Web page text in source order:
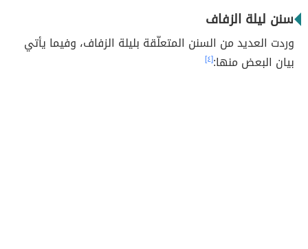
سنن ليلة الزفاف
وردت العديد من السنن المتعلّقة بليلة الزفاف، وفيما يأتي
بيان البعض منها:[٤]